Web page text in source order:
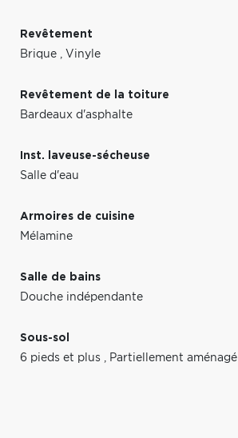
Revêtement
Brique , Vinyle
Revêtement de la toiture
Bardeaux d'asphalte
Inst. laveuse-sécheuse
Salle d'eau
Armoires de cuisine
Mélamine
Salle de bains
Douche indépendante
Sous-sol
6 pieds et plus , Partiellement aménagé